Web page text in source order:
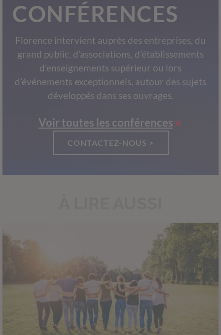
CONFÉRENCES
Florence intervient auprès des entreprises, du
grand public, d’associations, d’établissements
d’enseignements supérieur ou lors
d’événements exceptionnels, autour des sujets
développés dans ses ouvrages.
Voir toutes les conférences
CONTACTEZ-NOUS >